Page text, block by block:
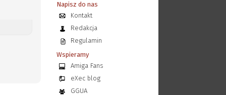
Napisz do nas
Kontakt
Redakcja
Regulamin
Wspieramy
Amiga Fans
eXec blog
GGUA